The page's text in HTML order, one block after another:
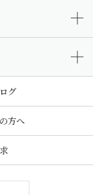
グ
方へ